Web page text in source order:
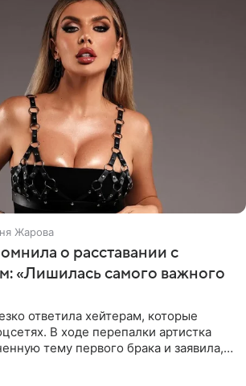
Жарова
о расставании с
«Лишилась самого важного
ответила хейтерам, которые
В ходе перепалки артистка
тему первого брака и заявила,